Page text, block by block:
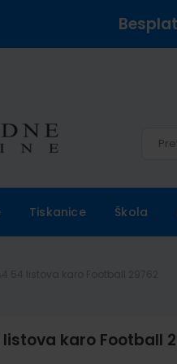
Tiskanice Škola
karo Football